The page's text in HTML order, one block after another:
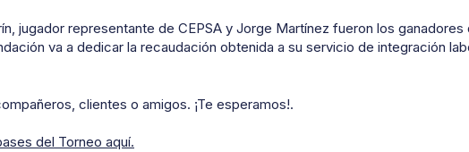
jugador representante de CEPSA y Jorge Martínez fueron los
va a dedicar la recaudación obtenida a su servicio de integración
clientes o amigos. ¡Te esperamos!.
del Torneo aquí.